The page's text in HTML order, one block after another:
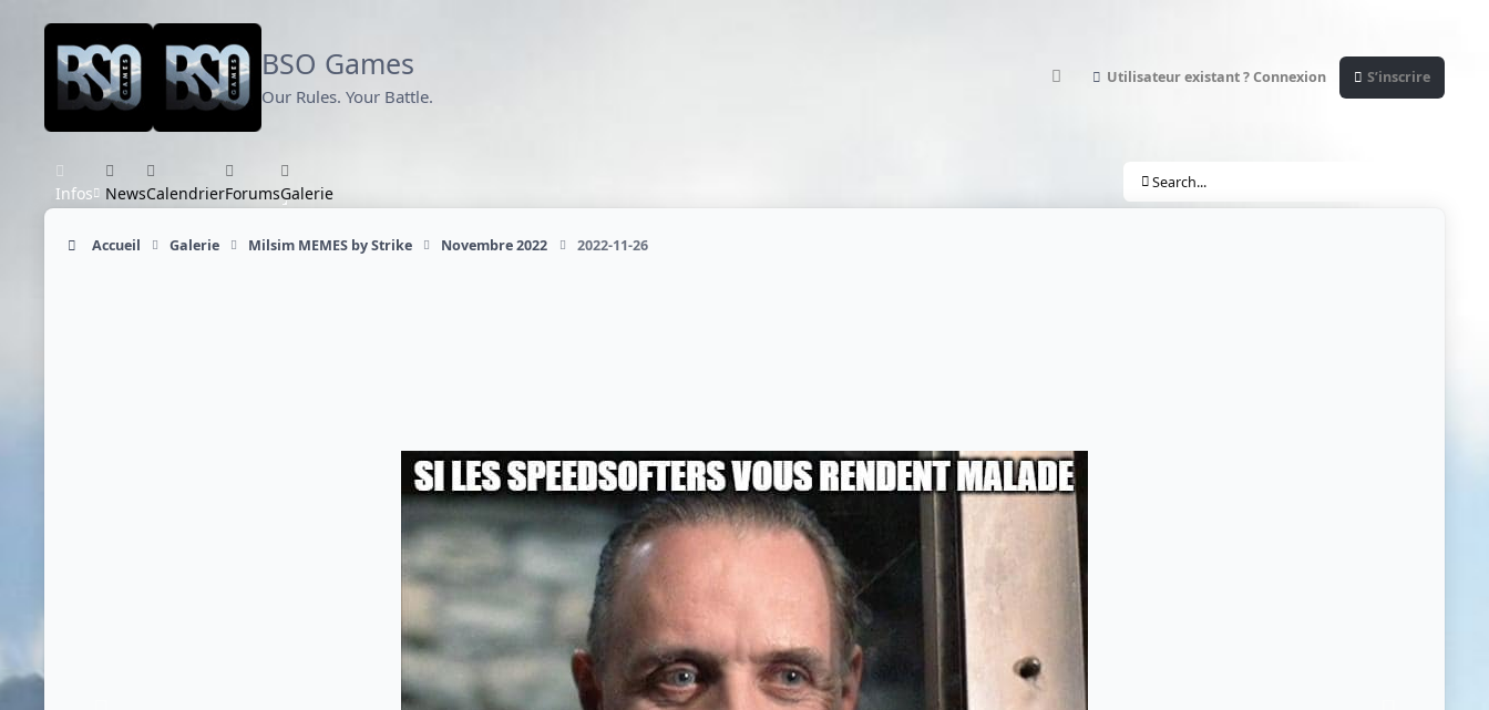
BSO Games
Our Rules. Your Battle. CustomizerUtilisateur existant ? Connexion S’inscrire
Infos NewsCalendrierForumsGalerie
Search...
Accueil Galerie Milsim MEMES by Strike Novembre 2022 2022-11-26